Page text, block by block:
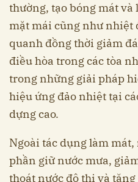
thường, tạo bóng mát
mặt mái cũng như nhiệt
quanh đồng thời giảm
điều hòa trong các tòa
trong những giải pháp
hiệu ứng đảo nhiệt tại
dựng cao.
Ngoài tác dụng làm
phần giữ nước mưa,
thoát nước đô thị và